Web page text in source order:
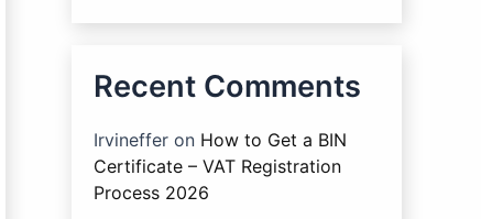
Recent Comments
Irvineffer on How to Get a BIN
Certificate – VAT Registration
Process 2026